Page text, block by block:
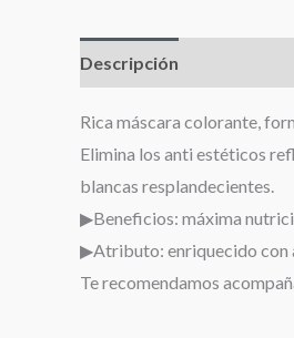
Descripción
Rica máscara colorante,
Elimina los anti estéticos
blancas resplandecientes.
▶Beneficios: máxima
▶Atributo: enriquecido con
Te recomendamos